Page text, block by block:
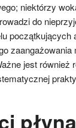
niektórzy
do
jest również